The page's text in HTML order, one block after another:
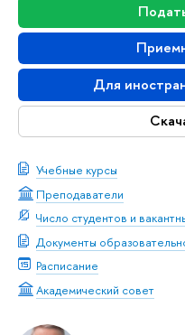
Для
Учебные курсы
Преподаватели
Число студентов и
Документы
Расписание
Академический совет